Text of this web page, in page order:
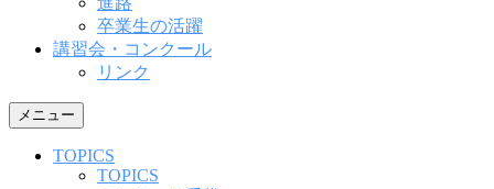
卒業生の活躍
講習会・コンクール
リンク
メニュー
TOPICS
TOPICS